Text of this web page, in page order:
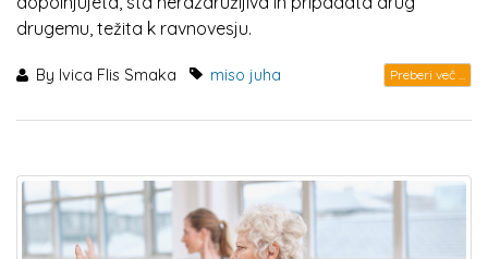
drugemu, težita k ravnovesju.
By Ivica Flis Smaka miso juha Preberi več ...